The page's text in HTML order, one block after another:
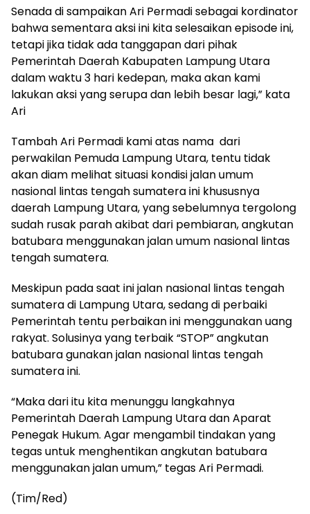
Senada di sampaikan Ari Permadi sebagai kordinator
bahwa sementara aksi ini kita selesaikan episode ini,
tetapi jika tidak ada tanggapan dari pihak
Pemerintah Daerah Kabupaten Lampung Utara
dalam waktu 3 hari kedepan, maka akan kami
lakukan aksi yang serupa dan lebih besar lagi,” kata
Ari
Tambah Ari Permadi kami atas nama dari
perwakilan Pemuda Lampung Utara, tentu tidak
akan diam melihat situasi kondisi jalan umum
nasional lintas tengah sumatera ini khususnya
daerah Lampung Utara, yang sebelumnya tergolong
sudah rusak parah akibat dari pembiaran, angkutan
batubara menggunakan jalan umum nasional lintas
tengah sumatera.
Meskipun pada saat ini jalan nasional lintas tengah
sumatera di Lampung Utara, sedang di perbaiki
Pemerintah tentu perbaikan ini menggunakan uang
rakyat. Solusinya yang terbaik “STOP” angkutan
batubara gunakan jalan nasional lintas tengah
sumatera ini.
“Maka dari itu kita menunggu langkahnya
Pemerintah Daerah Lampung Utara dan Aparat
Penegak Hukum. Agar mengambil tindakan yang
tegas untuk menghentikan angkutan batubara
menggunakan jalan umum,” tegas Ari Permadi.
(Tim/Red)